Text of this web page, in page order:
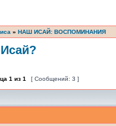
» НАШ ИСАЙ: ВОСПОМИНАНИЯ
1 из 1 [ Сообщений: 3 ]